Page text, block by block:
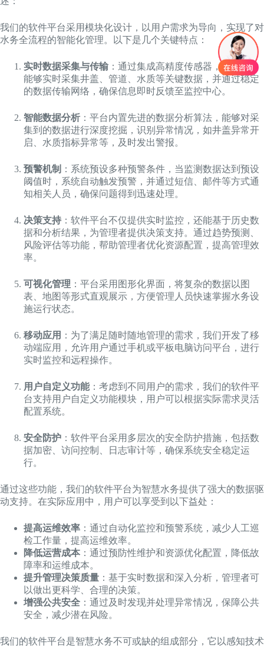
我们的软件平台采用模块化设计，以用户需求为导向，实现了对
水务全流程的智能化管理。以下是几个关键特点：
实时数据采集与传输 ：通过集成高精度传感器，软件平台
能够实时采集井盖、管道、水质等关键数据，并通过稳定
的数据传输网络，确保信息即时反馈至监控中心。
智能数据分析 ：平台内置先进的数据分析算法，能够对采
集到的数据进行深度挖掘，识别异常情况，如井盖异常开
启、水质指标异常等，及时发出警报。
预警机制 ：系统预设多种预警条件，当监测数据达到预设
阈值时，系统自动触发预警，并通过短信、邮件等方式通
知相关人员，确保问题得到迅速处理。
决策支持 ：软件平台不仅提供实时监控，还能基于历史数
据和分析结果，为管理者提供决策支持。通过趋势预测、
风险评估等功能，帮助管理者优化资源配置，提高管理效
率。
可视化管理 ：平台采用图形化界面，将复杂的数据以图
表、地图等形式直观展示，方便管理人员快速掌握水务设
施运行状态。
移动应用 ：为了满足随时随地管理的需求，我们开发了移
动端应用，允许用户通过手机或平板电脑访问平台，进行
实时监控和远程操作。
用户自定义功能：考虑到不同用户的需求，我们的软件平
台支持用户自定义功能模块，用户可以根据实际需求灵活
配置系统。
安全防护 ：软件平台采用多层次的安全防护措施，包括数
据加密、访问控制、日志审计等，确保系统安全稳定运
行。
通过这些功能，我们的软件平台为智慧水务提供了强大的数据驱
动支持。在实际应用中，用户可以享受到以下益处：
提高运维效率 ：通过自动化监控和预警系统，减少人工巡
检工作量，提高运维效率。
降低运营成本 ：通过预防性维护和资源优化配置，降低故
障率和运维成本。
提升管理决策质量 ：基于实时数据和深入分析，管理者可
以做出更科学、合理的决策。
增强公共安全 ：通过及时发现并处理异常情况，保障公共
安全，减少潜在风险。
我们的软件平台是智慧水务不可或缺的组成部分，它以感知技术